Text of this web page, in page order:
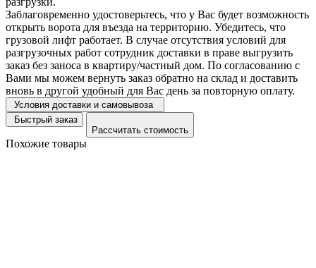
Заблаговременно удостоверьтесь, что у Вас будет возможность
открыть ворота для въезда на территорию. Убедитесь, что
грузовой лифт работает. В случае отсутствия условий для
разгрузочных работ сотрудник доставки в праве выгрузить
заказ без заноса в квартиру/частный дом. По согласованию с
Вами мы можем вернуть заказ обратно на склад и доставить
вновь в другой удобный для Вас день за повторную оплату.
Условия доставки и самовывоза
Быстрый заказ
Рассчитать стоимость
Похожие товары